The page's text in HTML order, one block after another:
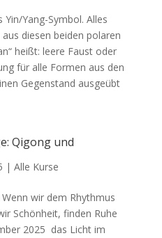
Yang-Symbol. Alles
diesen beiden polaren
heißt: leere Faust oder
für alle Formen aus den
Gegenstand ausgeübt
Qigong und
| Alle Kurse
wir dem Rhythmus
Schönheit, finden Ruhe
2025 das Licht im